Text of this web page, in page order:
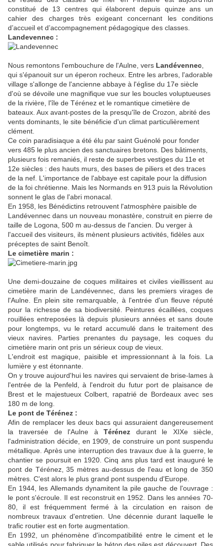
constitué de 13 centres qui élaborent depuis quinze ans un
cahier des charges très exigeant concernant les conditions
d’accueil et d’accompagnement pédagogique des classes.
Landevennec :
Nous remontons l'embouchure de l'Aulne, vers Landévennec
qui s'épanouit sur un éperon rocheux. Entre les arbres, l'adorable
village s'allonge de l'ancienne abbaye à l'église du 17e siècle
d'où se dévoile une magnifique vue sur les boucles voluptueuses
de la rivière, l'île de Térénez et le romantique cimetière de
bateaux. Aux avant-postes de la presqu'île de Crozon, abrité des
vents dominants, le site bénéficie d'un climat particulièrement
clément.
Ce coin paradisiaque a été élu par saint Guénolé pour fonder
vers 485 le plus ancien des sanctuaires bretons. Des bâtiments,
plusieurs fois remaniés, il reste de superbes vestiges du 11e et
12e siècles : des hauts murs, des bases de piliers et des traces
de la nef. L'importance de l'abbaye est capitale pour la diffusion
de la foi chrétienne. Mais les Normands en 913 puis la Révolution
sonnent le glas de l'abri monacal.
En 1958, les Bénédictins retrouvent l'atmosphère paisible de
Landévennec dans un nouveau monastère, construit en pierre de
taille de Logona, 500 m au-dessus de l'ancien. Du verger à
l'accueil des visiteurs, ils mènent plusieurs activités, fidèles aux
préceptes de saint Benoît.
Le cimetière marin :
Une demi-douzaine de coques militaires et civiles vieillissent au
cimetière marin de Landévennec, dans les premiers virages de
l'Aulne. En plein site remarquable, à l'entrée d'un fleuve réputé
pour la richesse de sa biodiversité. Peintures écaillées, coques
rouillées entreposées là depuis plusieurs années et sans doute
pour longtemps, vu le retard accumulé dans le traitement des
vieux navires. Parties prenantes du paysage, les coques du
cimetière marin ont pris un sérieux coup de vieux.
L'endroit est magique, paisible et impressionnant à la fois. La
lumière y est étonnante.
On y trouve aujourd'hui les navires qui servaient de brise-lames à
l'entrée de la Penfeld, à l'endroit du futur port de plaisance de
Brest et le majestueux Colbert, rapatrié de Bordeaux avec ses
180 m de long.
Le pont de Térénez :
Afin de remplacer les deux bacs qui assuraient dangereusement
la traversée de l'Aulne àTérénez durant le XIXe siècle,
l'administration décide, en 1909, de construire un pont suspendu
métallique. Après une interruption des travaux due à la guerre, le
chantier se poursuit en 1920. Cinq ans plus tard est inauguré le
pont de Térénez, 35 mètres au-dessus de l'eau et long de 350
mètres. C'est alors le plus grand pont suspendu d'Europe.
En 1944, les Allemands dynamitent la pile gauche de l'ouvrage :
le pont s'écroule. Il est reconstruit en 1952. Dans les années 70-
80, il est fréquemment fermé à la circulation en raison de
nombreux travaux d'entretien. Une décennie durant laquelle le
trafic routier est en forte augmentation.
En 1992, un phénomène d'incompatibilité entre le ciment et le